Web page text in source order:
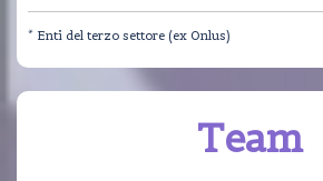
* Enti del terzo settore (ex Onlus)
Team